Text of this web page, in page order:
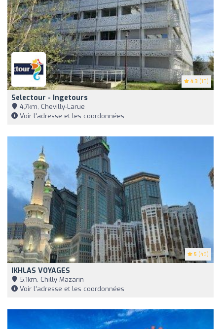
4.3 (10)
Selectour - Ingetours
4,7km, Chevilly-Larue
Voir l'adresse et les coordonnées
5 (46)
IKHLAS VOYAGES
5,1km, Chilly-Mazarin
Voir l'adresse et les coordonnées